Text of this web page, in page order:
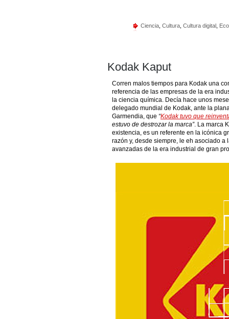
Ciencia Cultura Cultura digital
Kodak Kaput
Corren malos tiempos para Kodak una
referencia de las empresas de la era
la ciencia química. Decía hace unos
delegado mundial de Kodak, ante la
Garmendia, que “Kodak tuvo que
estuvo de destrozar la marca”. La marca
existencia, es un referente en la icónica
razón y, desde siempre, le eh asociado
avanzadas de la era industrial de gran